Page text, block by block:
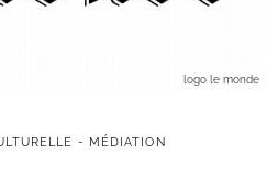
logo le monde
- MÉDIATION